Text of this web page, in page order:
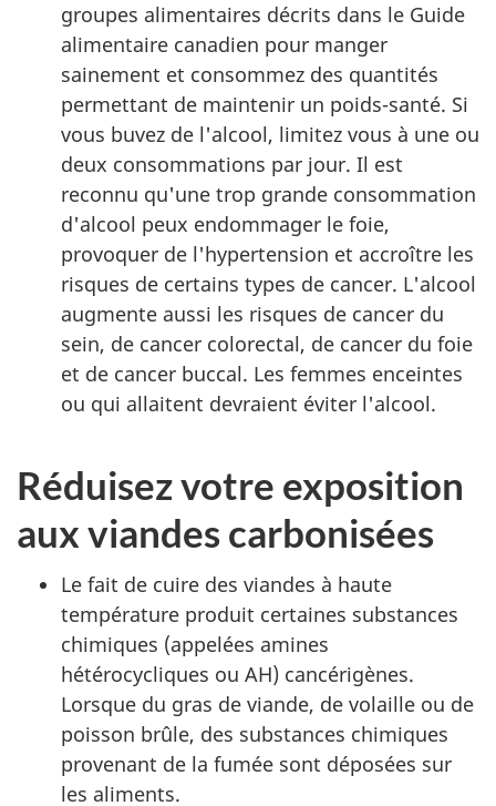
groupes alimentaires décrits dans le Guide
alimentaire canadien pour manger
sainement et consommez des quantités
permettant de maintenir un poids-santé. Si
vous buvez de l'alcool, limitez vous à une ou
deux consommations par jour. Il est
reconnu qu'une trop grande consommation
d'alcool peux endommager le foie,
provoquer de l'hypertension et accroître les
risques de certains types de cancer. L'alcool
augmente aussi les risques de cancer du
sein, de cancer colorectal, de cancer du foie
et de cancer buccal. Les femmes enceintes
ou qui allaitent devraient éviter l'alcool.
Réduisez votre exposition
aux viandes carbonisées
Le fait de cuire des viandes à haute
température produit certaines substances
chimiques (appelées amines
hétérocycliques ou AH) cancérigènes.
Lorsque du gras de viande, de volaille ou de
poisson brûle, des substances chimiques
provenant de la fumée sont déposées sur
les aliments.